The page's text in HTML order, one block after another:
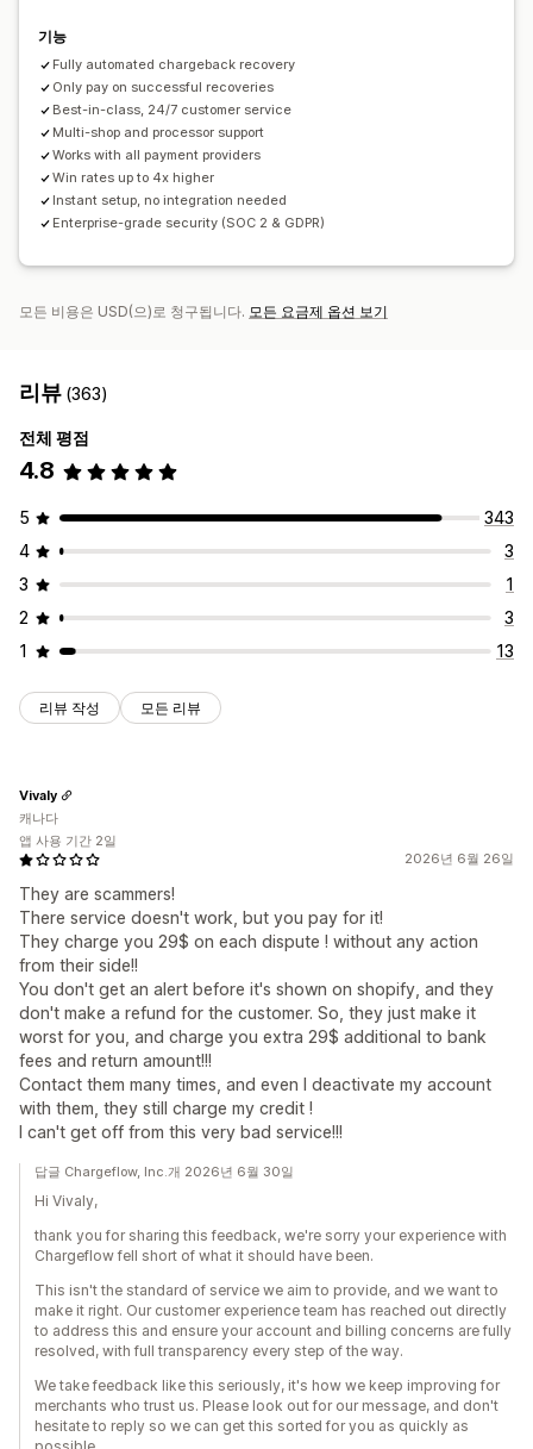
기능
Fully automated chargeback recovery
Only pay on successful recoveries
Best-in-class, 24/7 customer service
Multi-shop and processor support
Works with all payment providers
Win rates up to 4x higher
Instant setup, no integration needed
Enterprise-grade security (SOC 2 & GDPR)
모든 비용은 USD(으)로 청구됩니다. 모든 요금제 옵션 보기
리뷰 (363)
전체 평점
4.8
5
343
4
3
3
1
2
3
1
13
리뷰 작성 모든 리뷰
2026년 6월 26일
They are scammers!
There service doesn't work, but you pay for it!
They charge you 29$ on each dispute ! without any action
from their side!!
You don't get an alert before it's shown on shopify, and they
don't make a refund for the customer. So, they just make it
worst for you, and charge you extra 29$ additional to bank
fees and return amount!!!
Contact them many times, and even I deactivate my account
with them, they still charge my credit !
I can't get off from this very bad service!!!
Vivaly
캐나다
앱 사용 기간 2일
답글 Chargeflow, Inc.개 2026년 6월 30일
Hi Vivaly,
thank you for sharing this feedback, we're sorry your experience with
Chargeflow fell short of what it should have been.
This isn't the standard of service we aim to provide, and we want to
make it right. Our customer experience team has reached out directly
to address this and ensure your account and billing concerns are fully
resolved, with full transparency every step of the way.
We take feedback like this seriously, it's how we keep improving for
merchants who trust us. Please look out for our message, and don't
hesitate to reply so we can get this sorted for you as quickly as